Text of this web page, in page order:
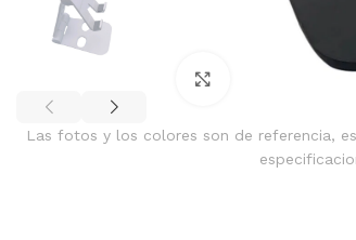
Clic para ampliar
Las fotos y los colores son de referencia,